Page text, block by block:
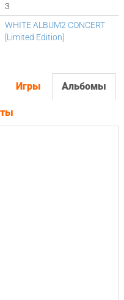
3
WHITE ALBUM2 CONCERT
[Limited Edition]
Игры Альбомы